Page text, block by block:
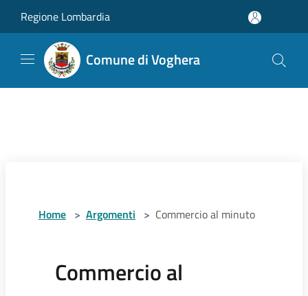
Regione Lombardia
Comune di Voghera
Home > Argomenti > Commercio al minuto
Commercio al